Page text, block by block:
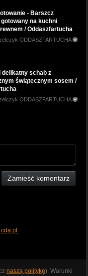
- Barszcz
na kuchni
/ Oddaszfartucha
ODDASZFARTUCHA
delikatny schab z
świątecznym sosem /
ODDASZFARTUCHA
Zamieść komentarz
naszą politykę). Warunki